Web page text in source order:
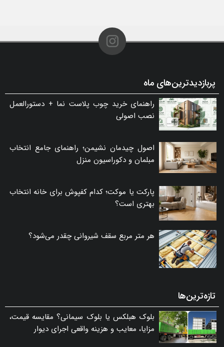
پربازدیدترین‌های ماه
راهنمای خرید چوب پلاست نما + دستورالعمل
نصب اصولی
اصول چیدمان نشیمن؛ راهنمای جامع انتخاب
مبلمان و دکوراسیون منزل
پارکت یا موکت؛ کدام کفپوش برای خانه انتخاب
بهتری است؟
هر متر مربع سقف شیروانی چقدر می‌شود؟
تازه‌ترین‌ها
بلوک هبلکس یا بلوک سیمانی؟ مقایسه قیمت،
مزایا، معایب و هزینه واقعی اجرای دیوار